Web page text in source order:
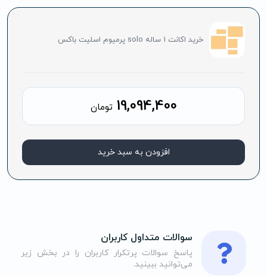
خرید اکانت 1 ساله solo پرمیوم اسلیت باکس
19,094,400 تومان
افزودن به سبد خرید
سوالات متداول کاربران
پاسخ سوالات پرتکرار کاربران را در بخش زیر
می‌توانید ببینید.